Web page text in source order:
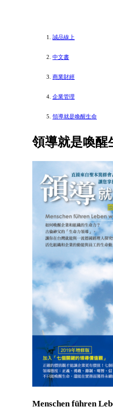
誠品線上
中文書
商業財經
企業管理
領導就是喚醒生命
領導就是喚醒
Menschen führen